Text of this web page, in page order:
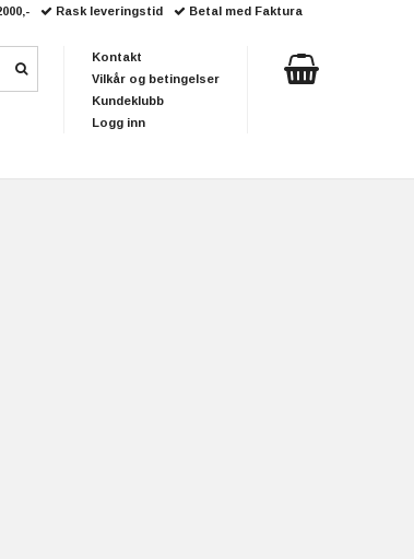
Rask leveringstid Betal med Faktura
Kontakt
Vilkår og betingelser
Kundeklubb
Logg inn